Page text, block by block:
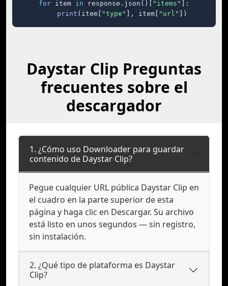
for item in response.json()[ "items"
]:
print (item[ "type" ], item[ "url" ])
Daystar Clip Preguntas
frecuentes sobre el
descargador
1. ¿Cómo uso Downloader para guardar
contenido de Daystar Clip?
Pegue cualquier URL pública Daystar Clip en
el cuadro en la parte superior de esta
página y haga clic en Descargar. Su archivo
está listo en unos segundos — sin registro,
sin instalación.
2. ¿Qué tipo de plataforma es Daystar
Clip?